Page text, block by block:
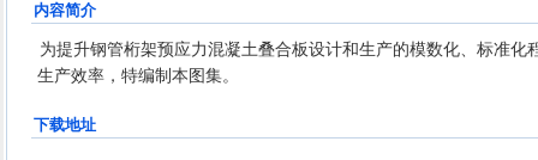
内容简介
为提升钢管桁架预应力混凝土叠合板设计和生产的模数化、标准化
生产效率，特编制本图集。
下载地址